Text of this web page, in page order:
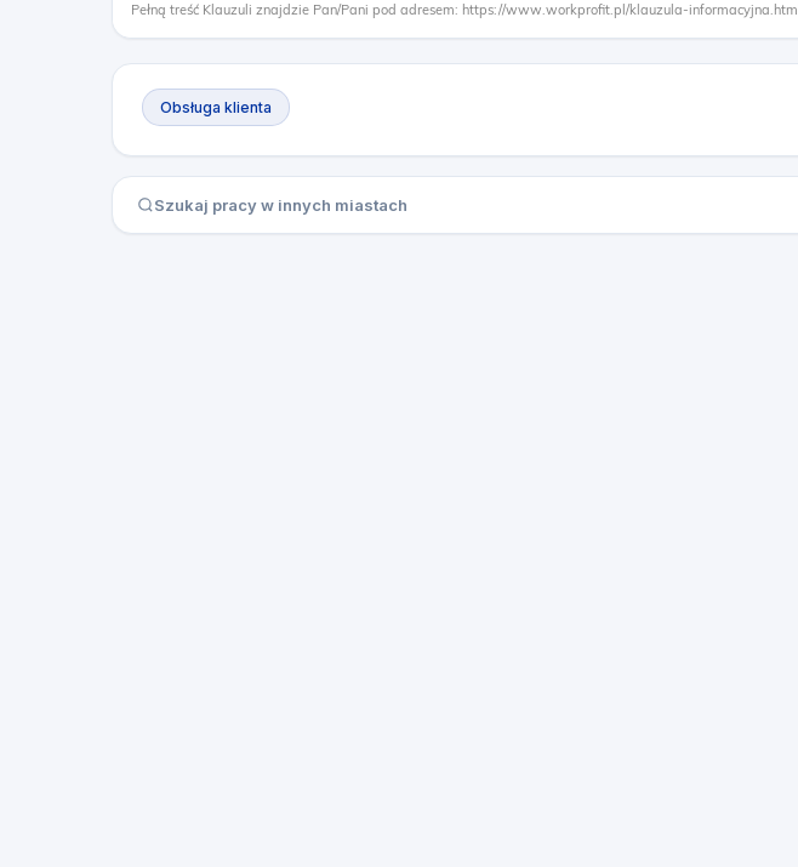
Pełną treść Klauzuli znajdzie Pan/Pani pod adresem: https://www.workprofit.pl/klauzula-informacyjna.html
Obsługa klienta
Szukaj pracy w innych miastach